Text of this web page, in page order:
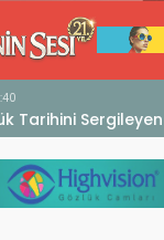
Tarihini